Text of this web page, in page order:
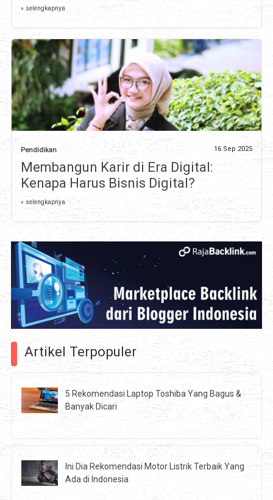
» selengkapnya
Pendidikan 16 Sep 2025
Membangun Karir di Era Digital:
Kenapa Harus Bisnis Digital?
» selengkapnya
Artikel Terpopuler
5 Rekomendasi Laptop Toshiba Yang Bagus &
Banyak Dicari
Ini Dia Rekomendasi Motor Listrik Terbaik Yang
Ada di Indonesia